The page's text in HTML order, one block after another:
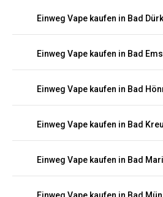
Einweg Vape kaufen in Bad
Einweg Vape kaufen in Bad Ems
Einweg Vape kaufen in Bad
Einweg Vape kaufen in Bad
Einweg Vape kaufen in Bad